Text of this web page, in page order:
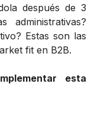
después de 3
administrativas?
Estas son las
fit en B2B.
esta